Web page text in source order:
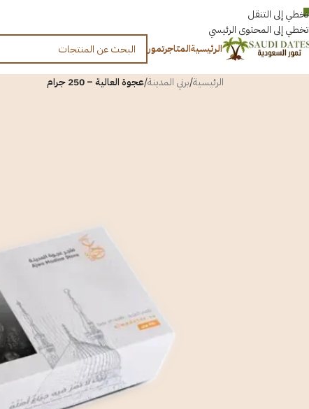
تخطي إلى التنقل
تخطي إلى المحتوى الرئيسي
العربية
الرئيسيةالمتاجرتمور
الرئيسية/برني المدينة/عجوة العالية – 250 جرام